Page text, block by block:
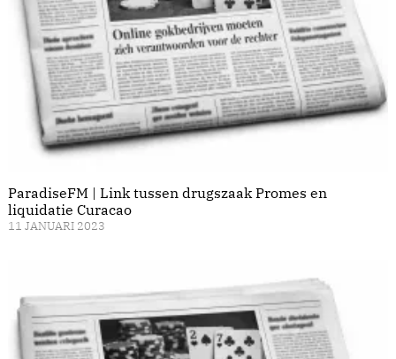
ParadiseFM | Link tussen drugszaak Promes en
liquidatie Curacao
11 JANUARI 2023